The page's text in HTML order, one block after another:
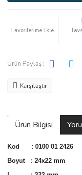
Ürün Paylaş :
Karşılaştır
Ürün Bilgisi
Kod : 0100 01 2426
Boyut : 24x22 mm